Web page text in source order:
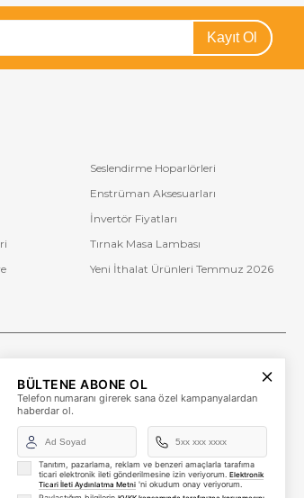
Kayıt Ol
Seslendirme Hoparlörleri
Enstrüman Aksesuarları
İnvertör Fiyatları
Tırnak Masa Lambası
Yeni İthalat Ürünleri Temmuz 2026
+90 (850) 473 08 08
Bey Mah. Dr. Ali Demir Cd. No:51 Kat:2 Kobi İş
Merkezi
Küçükçekmece / İstanbul
BÜLTENE ABONE OL
Telefon numaranı girerek sana özel kampanyalardan
haberdar ol.
Tanıtım, pazarlama, reklam ve benzeri amaçlarla tarafıma
ticari elektronik ileti gönderilmesine izin veriyorum. Elektronik
Ticari İleti Aydınlatma Metni 'ni okudum onay veriyorum.